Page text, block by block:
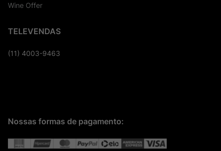
Wine Offer
TELEVENDAS
(11) 4003-9463
Nossas formas de pagamento: